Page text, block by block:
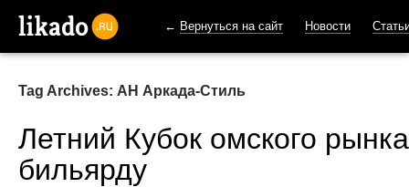
← Вернуться на сайт Новости
Tag Archives: АН Аркада-Стиль
Летний Кубок омского
бильярду